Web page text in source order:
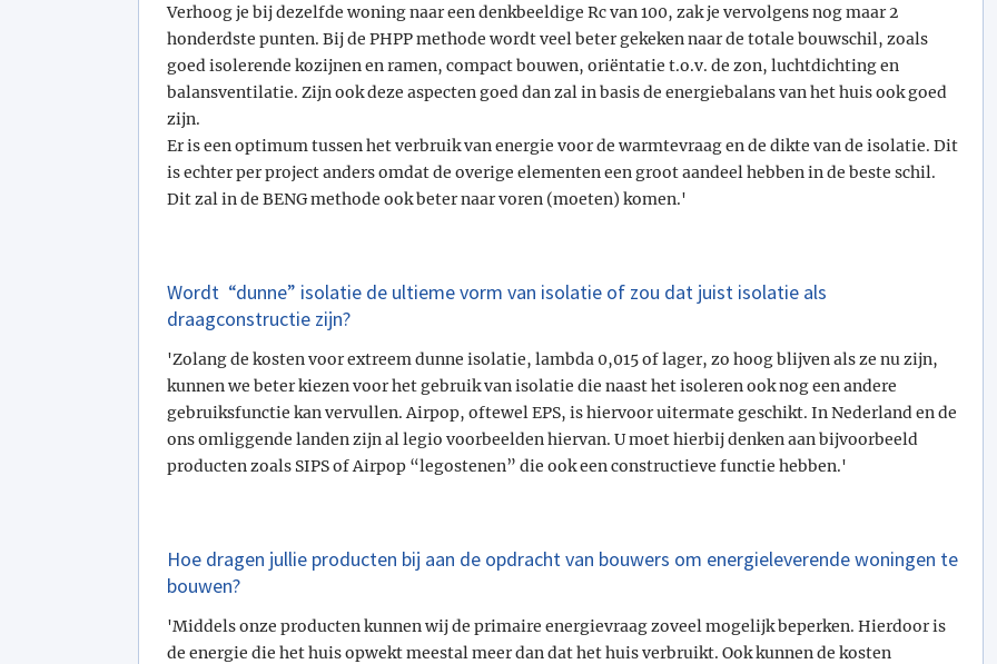
Verhoog je bij dezelfde woning naar een denkbeeldige Rc van 100, zak je vervolgens nog maar 2
honderdste punten. Bij de PHPP methode wordt veel beter gekeken naar de totale bouwschil, zoals
goed isolerende kozijnen en ramen, compact bouwen, oriëntatie t.o.v. de zon, luchtdichting en
balansventilatie. Zijn ook deze aspecten goed dan zal in basis de energiebalans van het huis ook goed
zijn.
Er is een optimum tussen het verbruik van energie voor de warmtevraag en de dikte van de isolatie. Dit
is echter per project anders omdat de overige elementen een groot aandeel hebben in de beste schil.
Dit zal in de BENG methode ook beter naar voren (moeten) komen.'
Wordt “dunne” isolatie de ultieme vorm van isolatie of zou dat juist isolatie als
draagconstructie zijn?
'Zolang de kosten voor extreem dunne isolatie, lambda 0,015 of lager, zo hoog blijven als ze nu zijn,
kunnen we beter kiezen voor het gebruik van isolatie die naast het isoleren ook nog een andere
gebruiksfunctie kan vervullen. Airpop, oftewel EPS, is hiervoor uitermate geschikt. In Nederland en de
ons omliggende landen zijn al legio voorbeelden hiervan. U moet hierbij denken aan bijvoorbeeld
producten zoals SIPS of Airpop “legostenen” die ook een constructieve functie hebben.'
Hoe dragen jullie producten bij aan de opdracht van bouwers om energieleverende woningen te
bouwen?
'Middels onze producten kunnen wij de primaire energievraag zoveel mogelijk beperken. Hierdoor is
de energie die het huis opwekt meestal meer dan dat het huis verbruikt. Ook kunnen de kosten